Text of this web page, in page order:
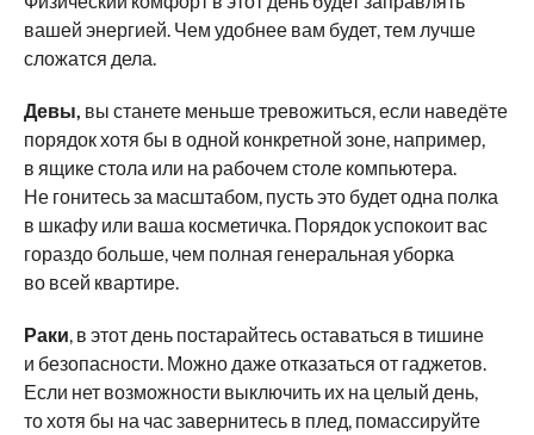
вашей энергией. Чем удобнее вам будет, тем лучше
сложатся дела.
Девы, вы станете меньше тревожиться, если наведёте
порядок хотя бы в одной конкретной зоне, например,
в ящике стола или на рабочем столе компьютера.
Не гонитесь за масштабом, пусть это будет одна полка
в шкафу или ваша косметичка. Порядок успокоит вас
гораздо больше, чем полная генеральная уборка
во всей квартире.
Раки , в этот день постарайтесь оставаться в тишине
и безопасности. Можно даже отказаться от гаджетов.
Если нет возможности выключить их на целый день,
то хотя бы на час завернитесь в плед, помассируйте